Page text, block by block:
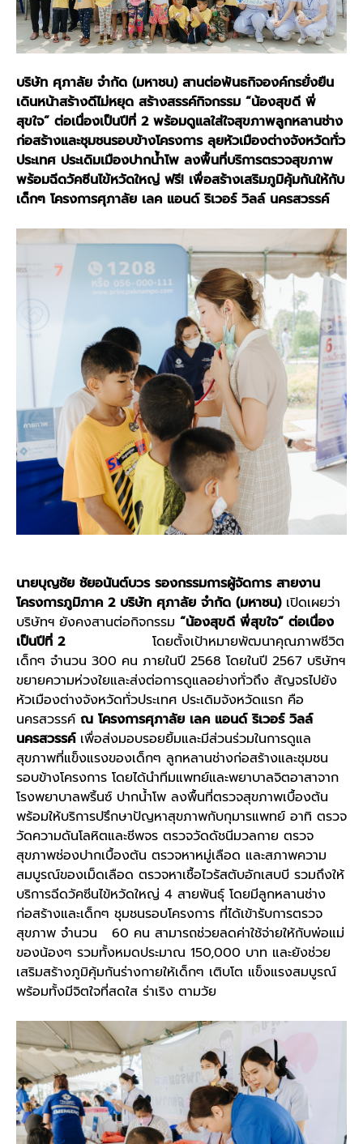
บริษัท ศุภาลัย จำกัด (มหาชน) สานต่อพันธกิจองค์กรยั่งยืน
เดินหน้าสร้างดีไม่หยุด สร้างสรรค์กิจกรรม “น้องสุขดี พี่
สุขใจ” ต่อเนื่องเป็นปีที่ 2 พร้อมดูแลใส่ใจสุขภาพลูกหลานช่าง
ก่อสร้างและชุมชนรอบข้างโครงการ ลุยหัวเมืองต่างจังหวัดทั่ว
ประเทศ ประเดิมเมืองปากน้ำโพ ลงพื้นที่บริการตรวจสุขภาพ
พร้อมฉีดวัคซีนไข้หวัดใหญ่ ฟรี! เพื่อสร้างเสริมภูมิคุ้มกันให้กับ
เด็กๆ โครงการศุภาลัย เลค แอนด์ ริเวอร์ วิลล์ นครสวรรค์
นายบุญชัย ชัยอนันต์บวร รองกรรมการผู้จัดการ สายงาน
โครงการภูมิภาค 2 บริษัท ศุภาลัย จำกัด (มหาชน) เปิดเผยว่า
บริษัทฯ ยังคงสานต่อกิจกรรม “น้องสุขดี พี่สุขใจ” ต่อเนื่อง
เป็นปีที่ 2โดยตั้งเป้าหมายพัฒนาคุณภาพชีวิต
เด็กๆ จำนวน 300 คน ภายในปี 2568 โดยในปี 2567 บริษัทฯ
ขยายความห่วงใยและส่งต่อการดูแลอย่างทั่วถึง สัญจรไปยัง
หัวเมืองต่างจังหวัดทั่วประเทศ ประเดิมจังหวัดแรก คือ
นครสวรรค์ ณ โครงการศุภาลัย เลค แอนด์ ริเวอร์ วิลล์
นครสวรรค์เพื่อส่งมอบรอยยิ้มและมีส่วนร่วมในการดูแล
สุขภาพที่แข็งแรงของเด็กๆ ลูกหลานช่างก่อสร้างและชุมชน
รอบข้างโครงการ โดยได้นำทีมแพทย์และพยาบาลจิตอาสาจาก
โรงพยาบาลพริ้นซ์ ปากน้ำโพ ลงพื้นที่ตรวจสุขภาพเบื้องต้น
พร้อมให้บริการปรึกษาปัญหาสุขภาพกับกุมารแพทย์ อาทิ ตรวจ
วัดความดันโลหิตและชีพจร ตรวจวัดดัชนีมวลกาย ตรวจ
สุขภาพช่องปากเบื้องต้น ตรวจหาหมู่เลือด และสภาพความ
สมบูรณ์ของเม็ดเลือด ตรวจหาเชื้อไวรัสตับอักเสบบี รวมถึงให้
บริการฉีดวัคซีนไข้หวัดใหญ่ 4 สายพันธุ์ โดยมีลูกหลานช่าง
ก่อสร้างและเด็กๆ ชุมชนรอบโครงการ ที่ได้เข้ารับการตรวจ
สุขภาพ จำนวน 60 คน สามารถช่วยลดค่าใช้จ่ายให้กับพ่อแม่
ของน้องๆ รวมทั้งหมดประมาณ 150,000 บาท และยังช่วย
เสริมสร้างภูมิคุ้มกันร่างกายให้เด็กๆ เติบโต แข็งแรงสมบูรณ์
พร้อมทั้งมีจิตใจที่สดใส ร่าเริง ตามวัย